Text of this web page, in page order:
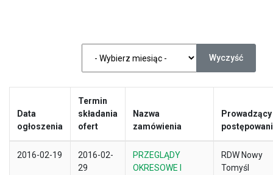
Wyczyść
Data
ogłoszenia
Termin
składania
ofert
Nazwa
zamówienia
Prowadzący
2016-02-19
2016-02-
29
PRZEGLĄDY
OKRESOWE I
RDW Nowy
Tomyśl